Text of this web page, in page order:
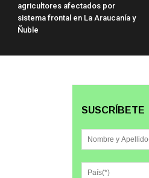
agricultores afectados por
sistema frontal en La Araucanía y
Ñuble
SUSCRÍBETE